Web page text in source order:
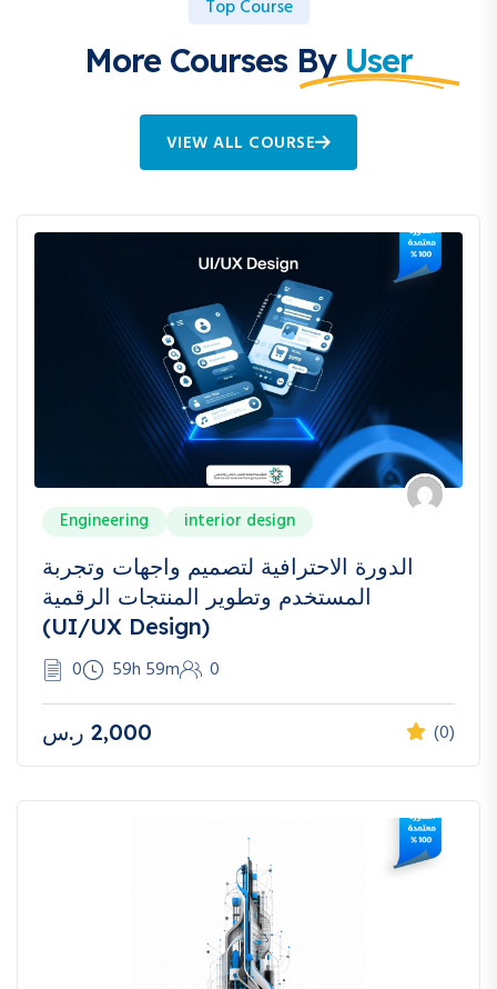
Top Course
More Courses By User
VIEW ALL COURSE
Engineering interior design
الدورة الاحترافية لتصميم واجهات وتجربة
المستخدم وتطوير المنتجات الرقمية
(UI/UX Design)
0 59h 59m 0
2,000 ر.س (0)